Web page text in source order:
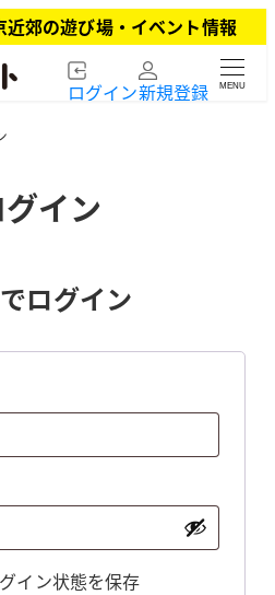
郊の遊び場・イベント情報
ログイン新規登録 MENU
イン
ログイン
イン状態を保存